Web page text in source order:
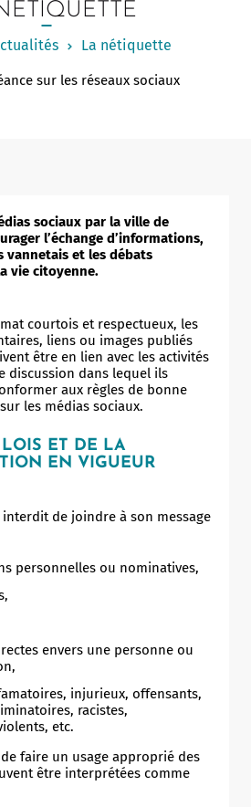
Notered
Un commerce
Journaliste
La nétiquette
sur les réseaux sociaux
sociaux par la ville de
l’échange d’informations,
vannetais et les débats
vie citoyenne.
courtois et respectueux, les
liens ou images publiés
être en lien avec les activités
discussion dans lequel ils
aux règles de bonne
les médias sociaux.
LOIS ET DE LA
EN VIGUEUR
de joindre à son message
personnelles ou nominatives,
envers une personne ou
injurieux, offensants,
racistes,
etc.
faire un usage approprié des
être interprétées comme